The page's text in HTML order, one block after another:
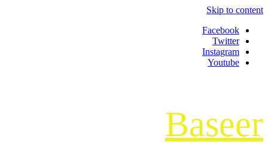
Skip to content
Facebook
Twitter
Instagram
Youtube
Baseer